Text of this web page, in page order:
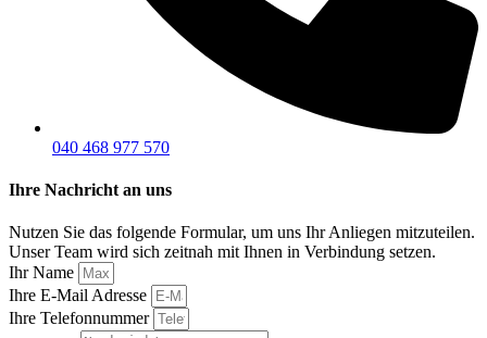
040 468 977 570
Ihre Nachricht an uns
Nutzen Sie das folgende Formular, um uns Ihr Anliegen mitzuteilen.
Unser Team wird sich zeitnah mit Ihnen in Verbindung setzen.
Ihr Name
Ihre E-Mail Adresse
Ihre Telefonnummer